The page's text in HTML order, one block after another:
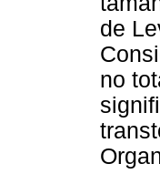
de
no